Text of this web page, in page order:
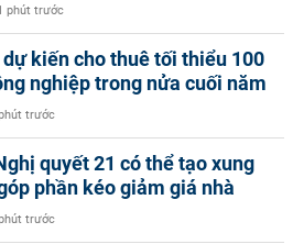
phút trước
dự kiến cho thuê tối thiểu 100
nghiệp trong nửa cuối năm
trước
quyết 21 có thể tạo xung
phần kéo giảm giá nhà
trước